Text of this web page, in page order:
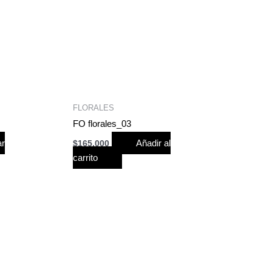
FLORALES
FO florales_03
$165,000
Añadir al
carrito